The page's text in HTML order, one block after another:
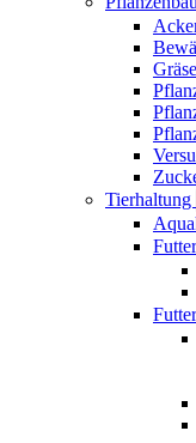
Tierhaltung